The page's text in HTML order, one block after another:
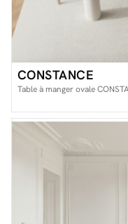
CONSTANCE
Table à manger ovale